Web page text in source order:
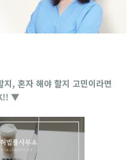
, 혼자 해야 할지 고민이라면
▼